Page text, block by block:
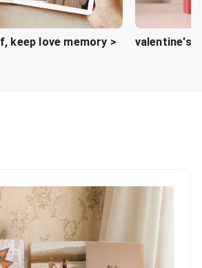
keep love memory > valentine's